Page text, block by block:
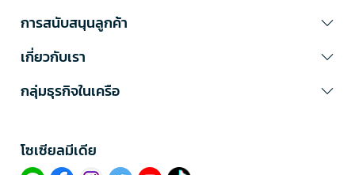
การสนับสนุนลูกค้า
เกี่ยวกับเรา
กลุ่มธุรกิจในเครือ
โซเซียลมีเดีย​